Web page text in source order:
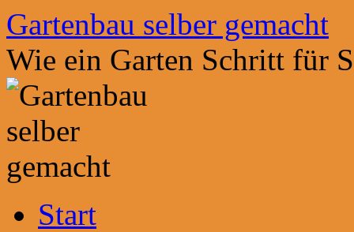
Zum
Inhalt
springen
Gartenbau selber gemacht
Wie ein Garten Schritt für
Start